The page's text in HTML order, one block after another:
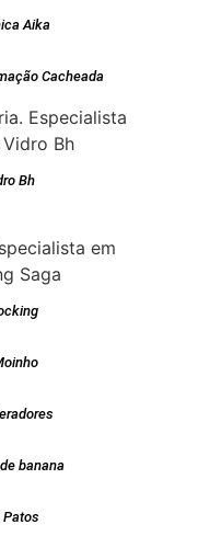
Aika
Cacheada
Bh
banana
Patos